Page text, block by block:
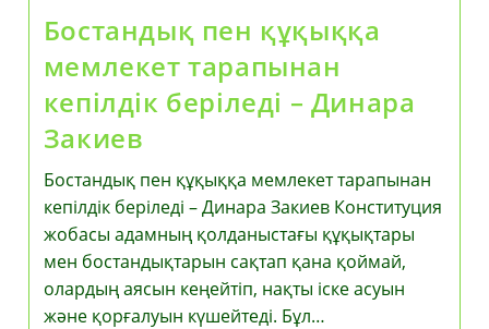
Бостандық пен құқыққа
мемлекет тарапынан
кепілдік беріледі – Динара
Закиев
Бостандық пен құқыққа мемлекет тарапынан
кепілдік беріледі – Динара Закиев Конституция
жобасы адамның қолданыстағы құқықтары
мен бостандықтарын сақтап қана қоймай,
олардың аясын кеңейтіп, нақты іске асуын
және қорғалуын күшейтеді. Бұл…